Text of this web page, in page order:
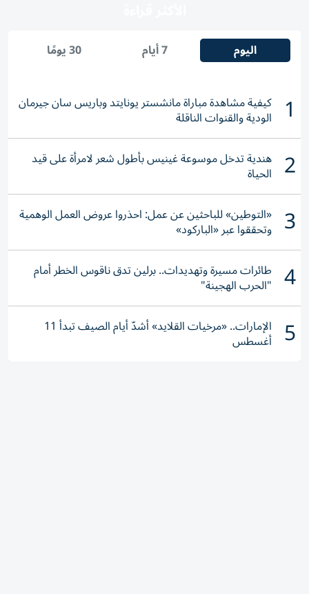
اليوم 7 أيام 30 يومًا
1 كيفية مشاهدة مباراة مانشستر يونايتد وباريس سان جيرمان
الودية والقنوات الناقلة
2 هندية تدخل موسوعة غينيس بأطول شعر لامرأة على قيد
الحياة
3 «التوطين» للباحثين عن عمل: احذروا عروض العمل الوهمية
وتحققوا عبر «الباركود»
4 طائرات مسيرة وتهديدات.. برلين تدق ناقوس الخطر أمام
"الحرب الهجينة"
5 الإمارات.. «مرخيات القلايد» أشدّ أيام الصيف تبدأ 11
أغسطس